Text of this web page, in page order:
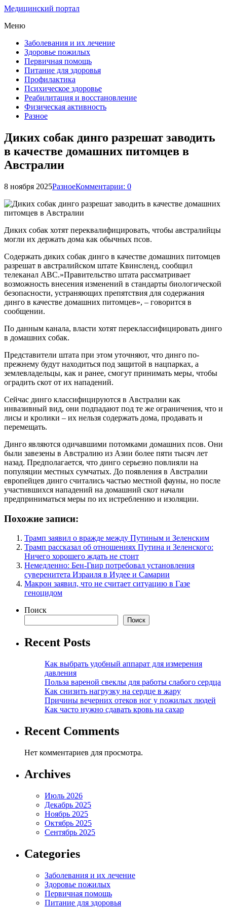
Медицинский портал
Меню
Заболевания и их лечение
Здоровье пожилых
Первичная помощь
Питание для здоровья
Профилактика
Психическое здоровье
Реабилитация и восстановление
Физическая активность
Разное
Диких собак динго разрешат заводить
в качестве домашних питомцев в
Австралии
8 ноября 2025РазноеКомментарии: 0
Диких собак хотят переквалифицировать, чтобы австралийцы
могли их держать дома как обычных псов.
Содержать диких собак динго в качестве домашних питомцев
разрешат в австралийском штате Квинсленд, сообщил
телеканал ABC.»Правительство штата рассматривает
возможность внесения изменений в стандарты биологической
безопасности, устраняющих препятствия для содержания
динго в качестве домашних питомцев», – говорится в
сообщении.
По данным канала, власти хотят переклассифицировать динго
в домашних собак.
Представители штата при этом уточняют, что динго по-
прежнему будут находиться под защитой в нацпарках, а
землевладельцы, как и ранее, смогут принимать меры, чтобы
оградить скот от их нападений.
Сейчас динго классифицируются в Австралии как
инвазивный вид, они подпадают под те же ограничения, что и
лисы и кролики – их нельзя содержать дома, продавать и
перемещать.
Динго являются одичавшими потомками домашних псов. Они
были завезены в Австралию из Азии более пяти тысяч лет
назад. Предполагается, что динго серьезно повлияли на
популяции местных сумчатых. До появления в Австралии
европейцев динго считались частью местной фауны, но после
участившихся нападений на домашний скот начали
предприниматься меры по их истреблению и изоляции.
Похожие записи:
Трамп заявил о вражде между Путиным и Зеленским
Трамп рассказал об отношениях Путина и Зеленского:
Ничего хорошего ждать не стоит
Немедленно: Бен-Гвир потребовал установления
суверенитета Израиля в Иудее и Самарии
Макрон заявил, что не считает ситуацию в Газе
геноцидом
Поиск
Поиск
Recent Posts
Как выбрать удобный аппарат для измерения
давления
Польза вареной свеклы для работы слабого сердца
Как снизить нагрузку на сердце в жару
Причины вечерних отеков ног у пожилых людей
Как часто нужно сдавать кровь на сахар
Recent Comments
Нет комментариев для просмотра.
Archives
Июль 2026
Декабрь 2025
Ноябрь 2025
Октябрь 2025
Сентябрь 2025
Categories
Заболевания и их лечение
Здоровье пожилых
Первичная помощь
Питание для здоровья